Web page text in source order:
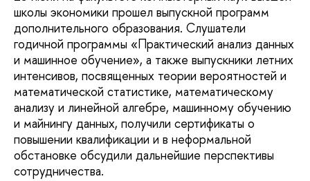
школы экономики прошел выпускной программ
дополнительного образования. Cлушатели
годичной программы «Практический анализ данных
и машинное обучение», а также выпускники летних
интенсивов, посвященных теории вероятностей и
математической статистике, математическому
анализу и линейной алгебре, машинному обучению
и майнингу данных, получили сертификаты о
повышении квалификации и в неформальной
обстановке обсудили дальнейшие перспективы
сотрудничества.